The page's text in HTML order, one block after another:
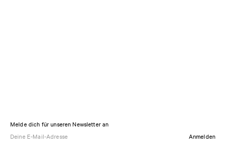
Melde dich für unseren Newsletter an
Anmelden